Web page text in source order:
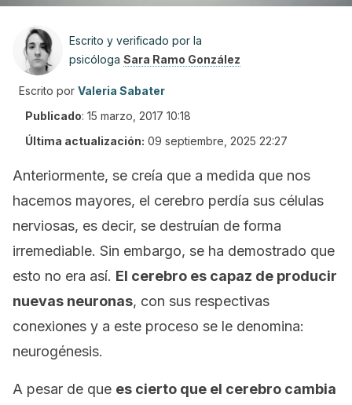
Escrito y verificado por la
psicóloga Sara Ramo González
Escrito por Valeria Sabater
Publicado: 15 marzo, 2017 10:18
Última actualización: 09 septiembre, 2025 22:27
Anteriormente, se creía que a medida que nos
hacemos mayores, el cerebro perdía sus células
nerviosas, es decir, se destruían de forma
irremediable. Sin embargo, se ha demostrado que
esto no era así. El cerebro es capaz de producir
nuevas neuronas, con sus respectivas
conexiones y a este proceso se le denomina:
neurogénesis.
A pesar de que es cierto que el cerebro cambia